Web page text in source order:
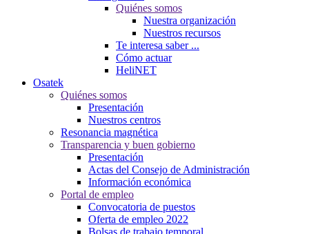
Quiénes somos
Nuestra organización
Nuestros recursos
Te interesa saber ...
Cómo actuar
HeliNET
Osatek
Quiénes somos
Presentación
Nuestros centros
Resonancia magnética
Transparencia y buen gobierno
Presentación
Actas del Consejo de Administración
Información económica
Portal de empleo
Convocatoria de puestos
Oferta de empleo 2022